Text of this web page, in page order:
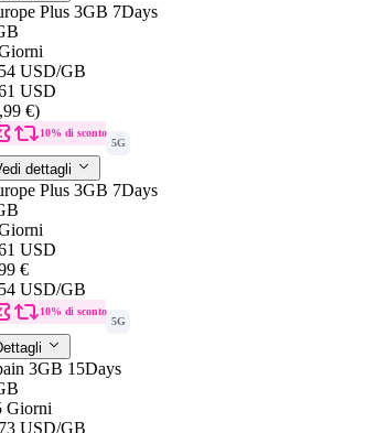
Plus 3GB 7Days
USD/GB
USD
€)
10% di sconto
5G
dettagli
Plus 3GB 7Days
USD
€
USD/GB
10% di sconto
5G
3GB 15Days
Giorni
USD/GB